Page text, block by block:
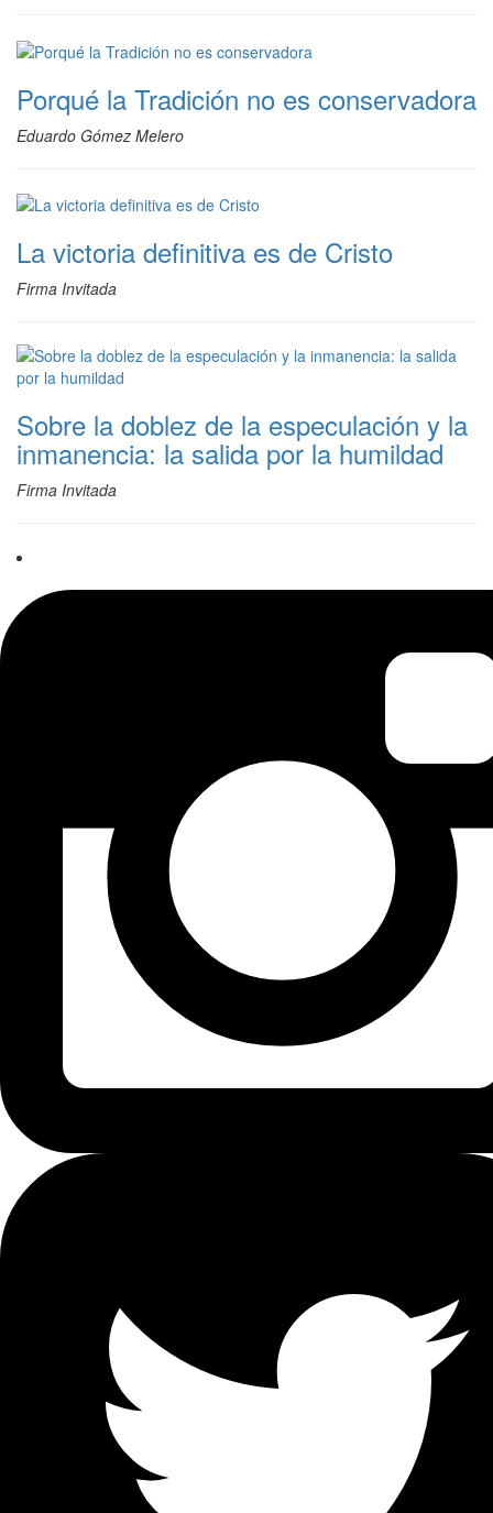
Porqué la Tradición no es conservadora
Eduardo Gómez Melero
La victoria definitiva es de Cristo
Firma Invitada
Sobre la doblez de la especulación y la
inmanencia: la salida por la humildad
Firma Invitada